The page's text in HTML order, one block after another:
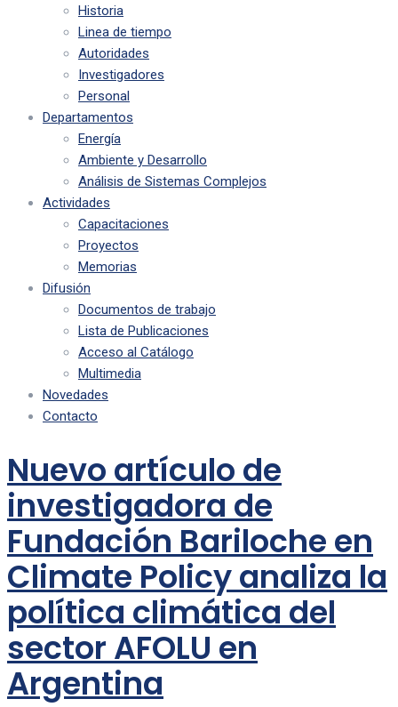
Historia
Linea de tiempo
Autoridades
Investigadores
Personal
Departamentos
Energía
Ambiente y Desarrollo
Análisis de Sistemas Complejos
Actividades
Capacitaciones
Proyectos
Memorias
Difusión
Documentos de trabajo
Lista de Publicaciones
Acceso al Catálogo
Multimedia
Novedades
Contacto
Nuevo artículo de
investigadora de
Fundación Bariloche en
Climate Policy analiza la
política climática del
sector AFOLU en
Argentina